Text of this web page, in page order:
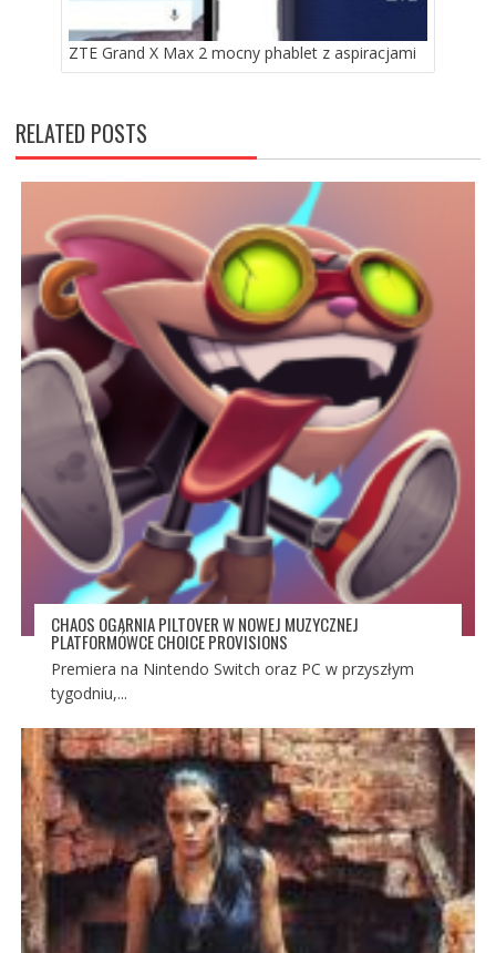
ZTE Grand X Max 2 mocny phablet z aspiracjami
RELATED POSTS
CHAOS OGARNIA PILTOVER W NOWEJ MUZYCZNEJ
PLATFORMÓWCE CHOICE PROVISIONS
Premiera na Nintendo Switch oraz PC w przyszłym
tygodniu,...